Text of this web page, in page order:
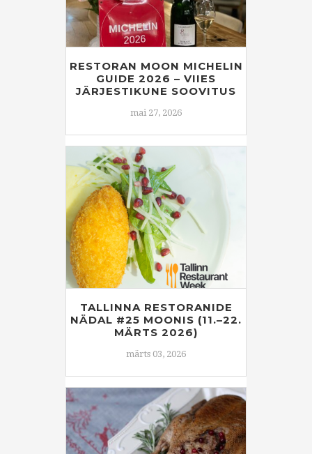
RESTORAN MOON MICHELIN
GUIDE 2026 – VIIES
JÄRJESTIKUNE SOOVITUS
mai 27, 2026
TALLINNA RESTORANIDE
NÄDAL #25 MOONIS (11.–22.
MÄRTS 2026)
märts 03, 2026